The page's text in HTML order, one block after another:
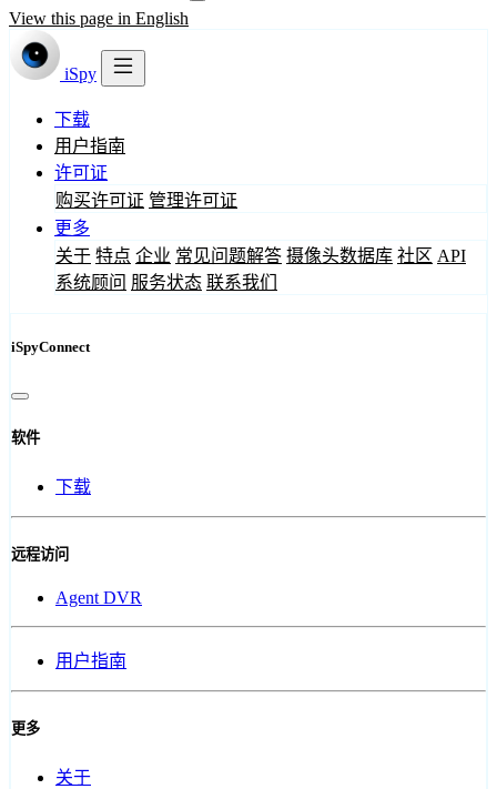
View this page in English
iSpy
下载
用户指南
许可证
购买许可证 管理许可证
更多
关于 特点 企业 常见问题解答 摄像头数据库 社区 API
系统顾问 服务状态 联系我们
iSpyConnect
软件
下载
远程访问
Agent DVR
用户指南
更多
关于